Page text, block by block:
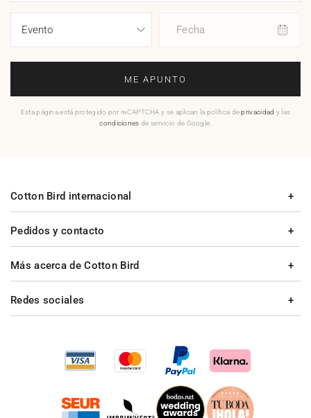
Fecha
ME APUNTO
Esta página está protegido por reCAPTCHA y se aplican la política deprivacidad y las
condiciones de servicio de Google.
Pedidos y contacto
Más acerca de Cotton Bird
Cotton Bird internacional
Redes sociales